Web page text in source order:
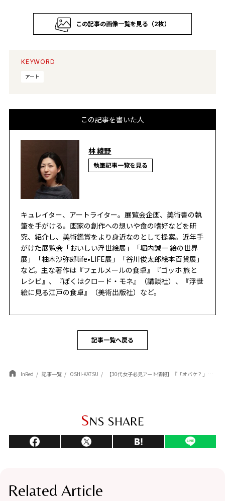
この記事の画像一覧を見る（2枚）
KEYWORD
アート
この記事を書いた人
林 綾野
執筆記事一覧を見る
キュレイター、アートライター。展覧会企画、美術書の執
筆を手がける。画家の創作への想いや食の嗜好などを研
究、紹介し、美術鑑賞をより身近なのとして提案。近年手
がけた展覧会「おいしい浮世絵展」「堀内誠一 絵の世界
展」「柚木沙弥郎life•LIFE展」「谷川俊太郎絵本百貨展」
など。主な著作は『フェルメールの食卓』『ゴッホ 旅と
レシピ』、『ぼくはクロード・モネ』（講談社）、『浮世
絵に見る江戸の食卓』（美術出版社）など。
記事一覧へ戻る
InRed 記事一覧 OSHI-KATSU 【30代女子必見アート情報】『「オバケ？」展』『空想旅行案内人 ジャン＝ミッシェル・フォロン』キュレーター・林綾野さんが語る見どころとは？
SNS SHARE
Related Article